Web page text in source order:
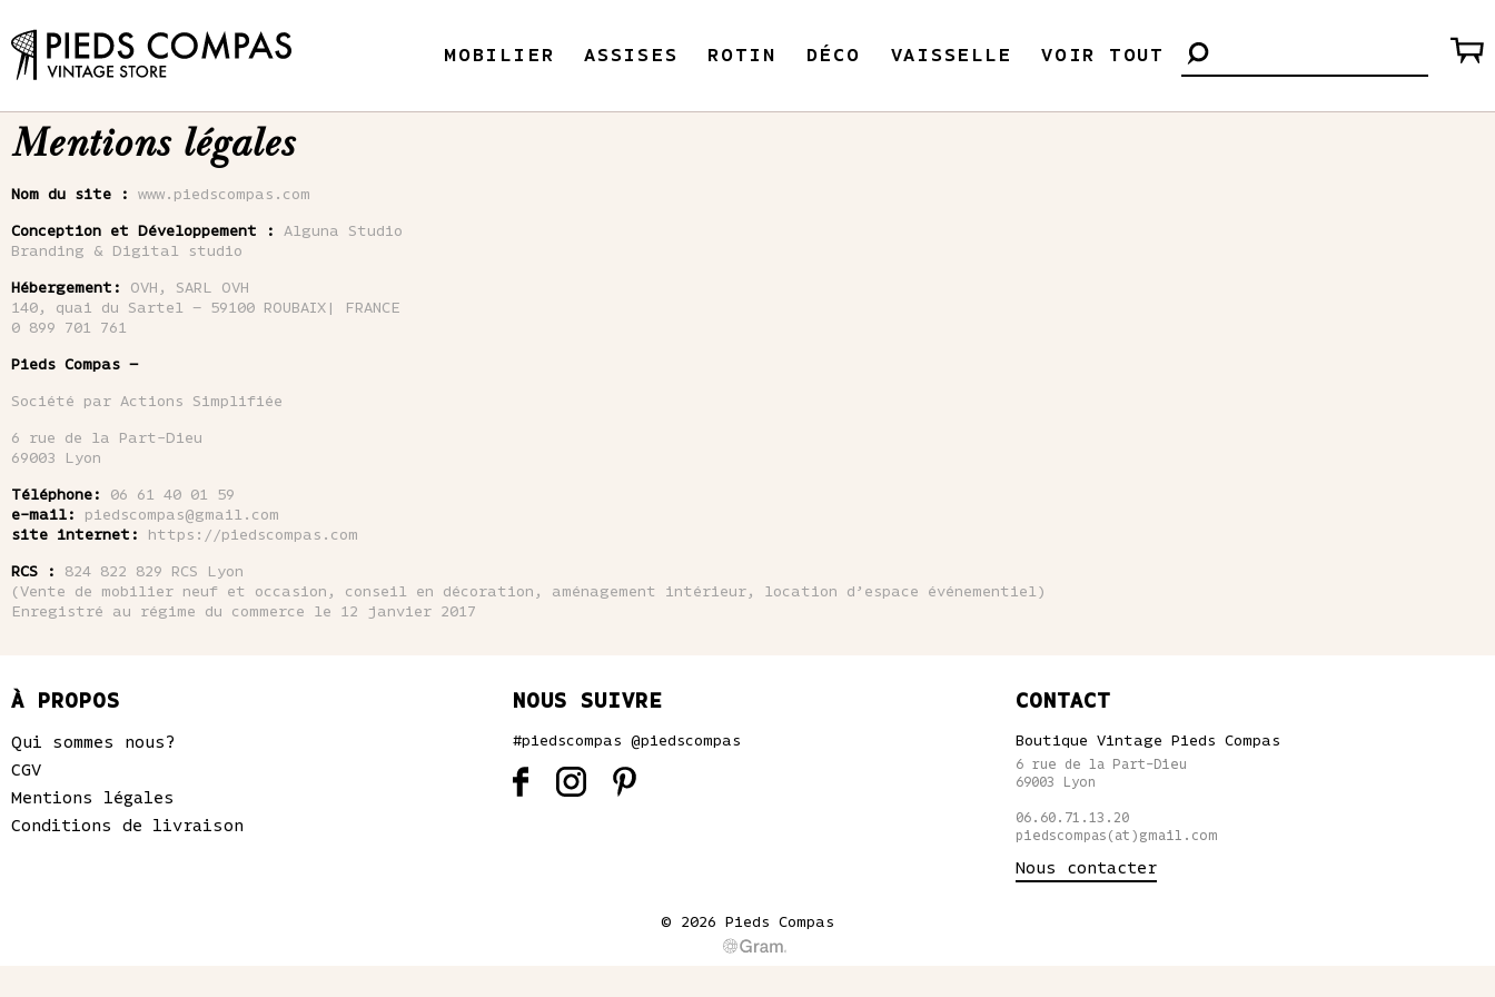
MOBILIER ASSISES ROTIN DÉCO VAISSELLE VOIR TOUT
Mentions légales
Nom du site : www.piedscompas.com
Conception et Développement :
Alguna Studio
Branding & Digital studio
Hébergement:
OVH, SARL OVH
140, quai du Sartel – 59100 ROUBAIX| FRANCE
0 899 701 761
Pieds Compas –
Société par Actions Simplifiée
6 rue de la Part-Dieu
69003 Lyon
Téléphone:
06 61 40 01 59
e-mail: piedscompas@gmail.com
site internet:
https://piedscompas.com
RCS :
824 822 829 RCS Lyon
(Vente de mobilier neuf et occasion, conseil en décoration, aménagement intérieur, location d’espace événementiel)
Enregistré au régime du commerce le 12 janvier 2017
À PROPOS
Qui sommes nous?
CGV
Mentions légales
Conditions de livraison
NOUS SUIVRE
#piedscompas @piedscompas
CONTACT
Boutique Vintage Pieds Compas
6 rue de la Part-Dieu
69003 Lyon
06.60.71.13.20
piedscompas(at)gmail.com
Nous contacter
© 2026 Pieds Compas